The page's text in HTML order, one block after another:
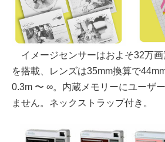
イメージセンサーはおよそ32万画
を搭載、レンズは35mm換算で
0.3m 〜 ∞。内蔵メモリーにユーザ
ません。ネックストラップ付き。